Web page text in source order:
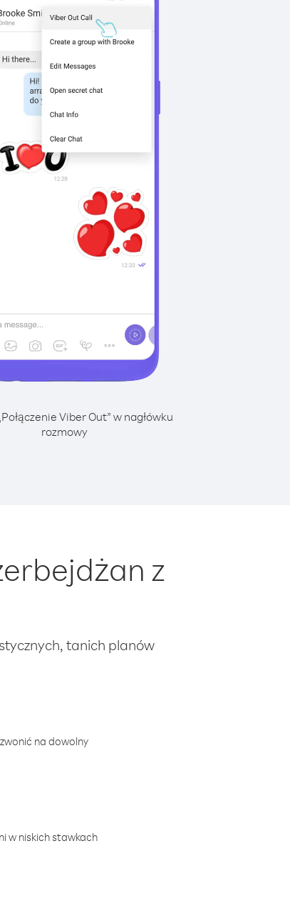
Viber Out” w nagłówku
rozmowy
z
tanich planów
na dowolny
w niskich stawkach